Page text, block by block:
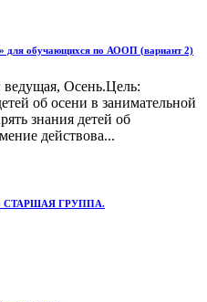
для обучающихся по АООП (вариант 2)
Осень.Цель:
об осени в занимательной
знания детей об
действова...
СТАРШАЯ ГРУППА.